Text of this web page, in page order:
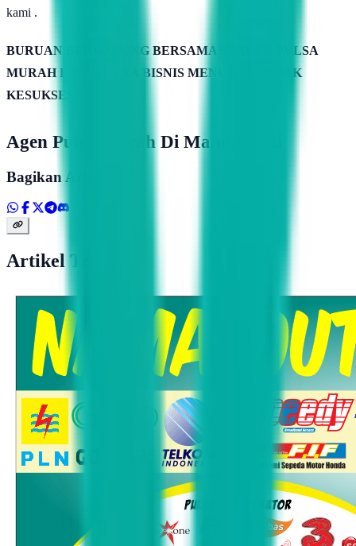
kami .
BURUAN BERGABUNG BERSAMA SERVER PULSA
MURAH KAMIMITRA BISNIS MENUJU PUNCAK
KESUKSESAN
Agen Pulsa Murah Di Mandalajati
Bagikan Artikel
Artikel Terkait